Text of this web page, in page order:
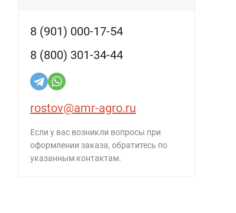
8 (901) 000-17-54
8 (800) 301-34-44
rostov@amr-agro.ru
Если у вас возникли вопросы при
оформлении заказа, обратитесь по
указанным контактам.